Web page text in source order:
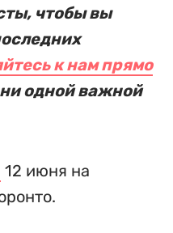
чтобы вы
к нам прямо
одной важной
12 июня на